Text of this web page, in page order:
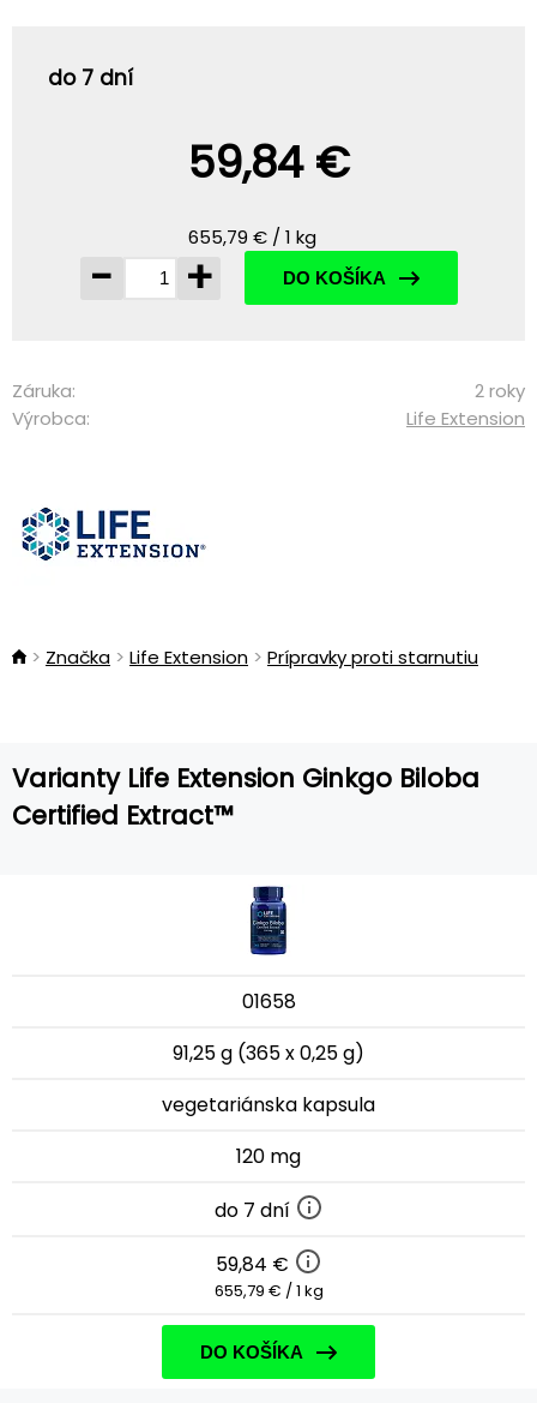
do 7 dní
59,84 €
655,79 € / 1 kg
- + DO KOŠÍKA
Záruka:
2 roky
Výrobca:
Life Extension
Značka Life Extension Prípravky proti starnutiu
Varianty Life Extension Ginkgo Biloba
Certified Extract™
01658
91,25 g (365 x 0,25 g)
vegetariánska kapsula
120 mg
do 7 dní
59,84 €
655,79 € / 1 kg
DO KOŠÍKA